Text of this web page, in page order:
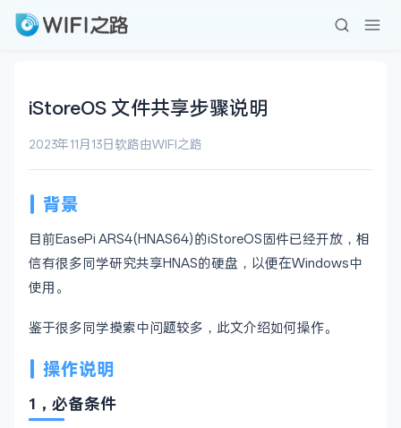
iStoreOS 文件共享步骤说明
2023年11月13日 软路由WIFI之路
背景
目前EasePi ARS4(HNAS64)的iStoreOS固件已经开放，相
信有很多同学研究共享HNAS的硬盘，以便在Windows中
使用。
鉴于很多同学摸索中问题较多，此文介绍如何操作。
操作说明
1，必备条件